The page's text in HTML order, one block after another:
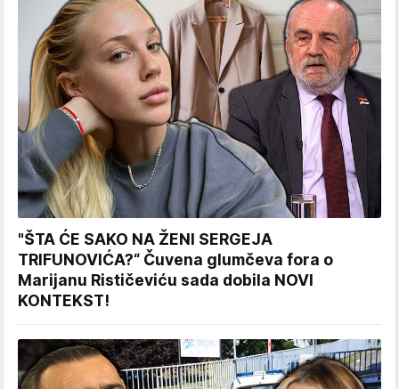
"ŠTA ĆE SAKO NA ŽENI SERGEJA
TRIFUNOVIĆA?“ Čuvena glumčeva fora o
Marijanu Rističeviću sada dobila NOVI
KONTEKST!